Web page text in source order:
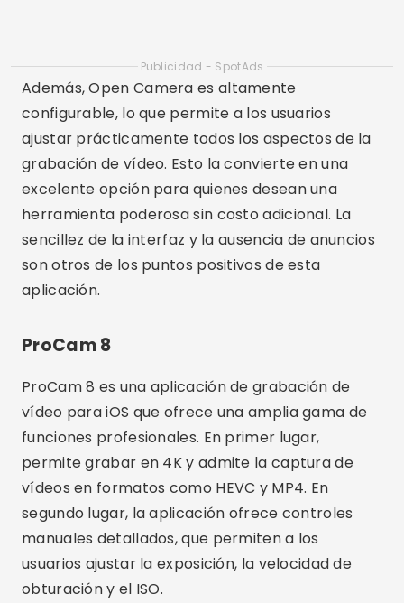
Publicidad - SpotAds
Además, Open Camera es altamente
configurable, lo que permite a los usuarios
ajustar prácticamente todos los aspectos de la
grabación de vídeo. Esto la convierte en una
excelente opción para quienes desean una
herramienta poderosa sin costo adicional. La
sencillez de la interfaz y la ausencia de anuncios
son otros de los puntos positivos de esta
aplicación.
ProCam 8
ProCam 8 es una aplicación de grabación de
vídeo para iOS que ofrece una amplia gama de
funciones profesionales. En primer lugar,
permite grabar en 4K y admite la captura de
vídeos en formatos como HEVC y MP4. En
segundo lugar, la aplicación ofrece controles
manuales detallados, que permiten a los
usuarios ajustar la exposición, la velocidad de
obturación y el ISO.